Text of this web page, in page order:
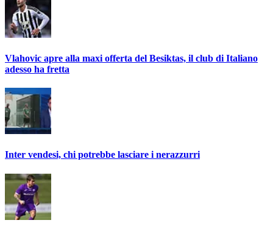
Vlahovic apre alla maxi offerta del Besiktas, il club di Italiano
adesso ha fretta
Inter vendesi, chi potrebbe lasciare i nerazzurri